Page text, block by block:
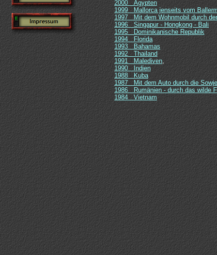
2000 Ägypten
1999 Mallorca jenseits vom
1997 Mit dem Wohnmobil durch
1996 Singapur - Hongkong - Bali
1995 Dominikanische Republik
1994 Florida
1993 Bahamas
1992 Thailand
1991 Malediven,
1990 Indien
1988 Kuba
1987 Mit dem Auto durch die
1986 Rumänien - durch das wilde
1984 Vietnam